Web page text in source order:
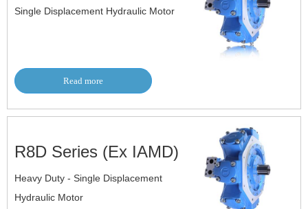
Single Displacement Hydraulic Motor
Read more
R8D Series (Ex IAMD)
Heavy Duty - Single Displacement
Hydraulic Motor